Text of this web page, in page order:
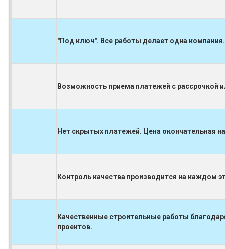
"Под ключ". Все работы делает одна компания.
Возможность приема платежей с рассрочкой
Нет скрытых платежей. Цена окончательная
Контроль качества производится на каждом
Качественные строительные работы
проектов.